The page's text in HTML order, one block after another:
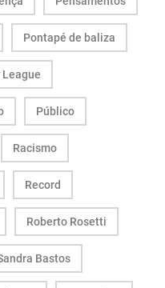
Pontapé de baliza
Público
Racismo
Record
Roberto Rosetti
Bastos